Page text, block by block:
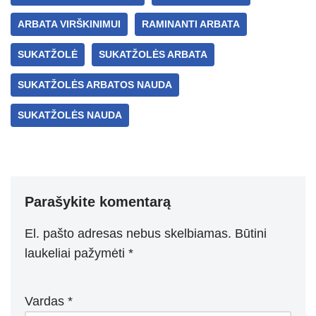
p
p
m g
er
o
o
k
ARBATA VIRŠKINIMUI RAMINANTI ARBATA
SUKATŽOLĖ SUKATŽOLĖS ARBATA
SUKATŽOLĖS ARBATOS NAUDA
SUKATŽOLĖS NAUDA
Parašykite komentarą
El. pašto adresas nebus skelbiamas. Būtini
laukeliai pažymėti *
Vardas *